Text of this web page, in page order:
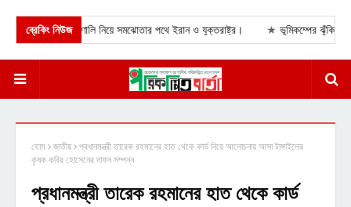
ব্রেকিং নিউজ
জোর: হরমুজ প্রণালি নিয়ে সমঝোতার পথে ইরান ও যুক্তরাষ্ট্র। ভূমিকম্পের ঝুঁকি কমাতে
হোম জাতীয় প্রধানমন্ত্রী তারেক রহমানের হাত থেকে কার্ড নিয়ে আলোচনায় আসা টাঙ্গাইলের
কৃষক কবির হোসেনের দাফন সম্পন্ন
প্রধানমন্ত্রী তারেক রহমানের হাত থেকে কার্ড